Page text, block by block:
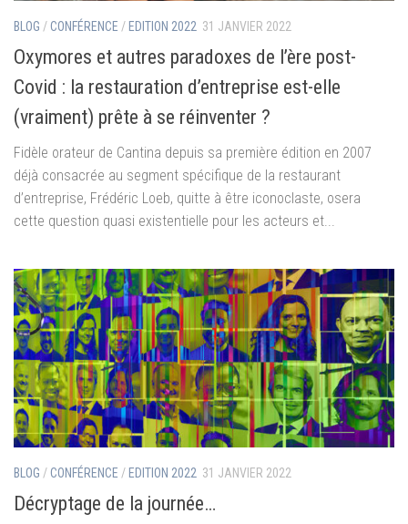
BLOG /CONFÉRENCE / EDITION 2022 31 JANVIER 2022
Oxymores et autres paradoxes de l’ère post-
Covid : la restauration d’entreprise est-elle
(vraiment) prête à se réinventer ?
Fidèle orateur de Cantina depuis sa première édition en 2007
déjà consacrée au segment spécifique de la restaurant
d’entreprise, Frédéric Loeb, quitte à être iconoclaste, osera
cette question quasi existentielle pour les acteurs et...
BLOG /CONFÉRENCE / EDITION 2022 31 JANVIER 2022
Décryptage de la journée…